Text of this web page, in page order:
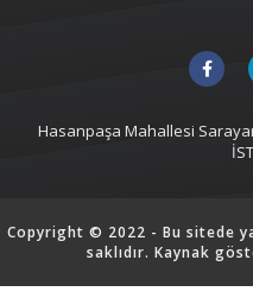
Hasanpaşa Mahallesi
Copyright © 2022 - Bu sitede
saklıdır. Kaynak